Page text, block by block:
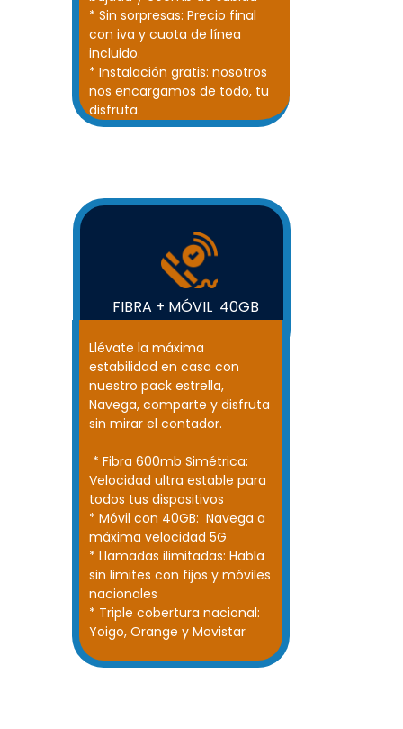
* Sin sorpresas: Precio final
con iva y cuota de línea
incluido.
* Instalación gratis: nosotros
nos encargamos de todo, tu
disfruta.
FIBRA + MÓVIL 40GB
28,95 €
Llévate la máxima
estabilidad en casa con
nuestro pack estrella,
Navega, comparte y disfruta
sin mirar el contador.
* Fibra 600mb Simétrica:
Velocidad ultra estable para
todos tus dispositivos
* Móvil con 40GB: Navega a
máxima velocidad 5G
* Llamadas ilimitadas: Habla
sin limites con fijos y móviles
nacionales
* Triple cobertura nacional:
Yoigo, Orange y Movistar